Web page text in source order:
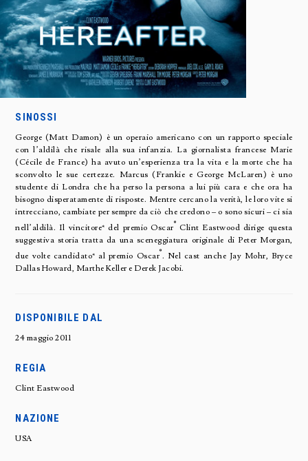
SINOSSI
George (Matt Damon) è un operaio americano con un rapporto speciale
con l’aldilà che risale alla sua infanzia. La giornalista francese Marie
(Cécile de France) ha avuto un’esperienza tra la vita e la morte che ha
sconvolto le sue certezze. Marcus (Frankie e George McLaren) è uno
studente di Londra che ha perso la persona a lui più cara e che ora ha
bisogno disperatamente di risposte. Mentre cercano la verità, le loro vite si
intrecciano, cambiate per sempre da ciò che credono – o sono sicuri – ci sia
nell’aldilà. Il vincitore* del premio Oscar® Clint Eastwood dirige questa
suggestiva storia tratta da una sceneggiatura originale di Peter Morgan,
due volte candidato* al premio Oscar®. Nel cast anche Jay Mohr, Bryce
Dallas Howard, Marthe Keller e Derek Jacobi.
DISPONIBILE DAL
24 maggio 2011
REGIA
Clint Eastwood
NAZIONE
USA